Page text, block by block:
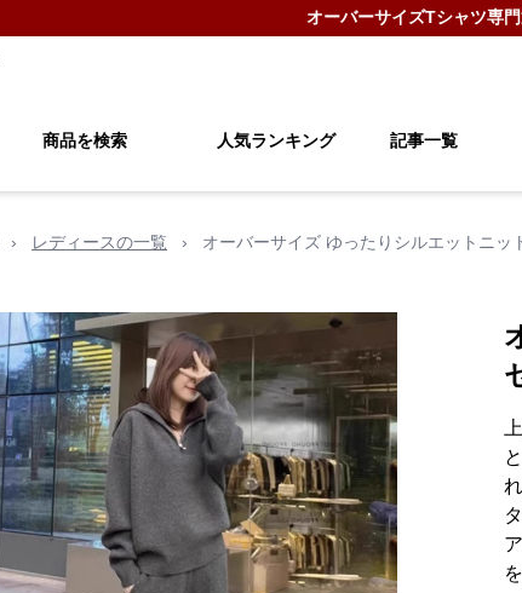
オーバーサイズTシャツ専
商品を検索 人気ランキング 記事一覧
› レディースの一覧 › オーバーサイズ ゆったりシルエットニッ